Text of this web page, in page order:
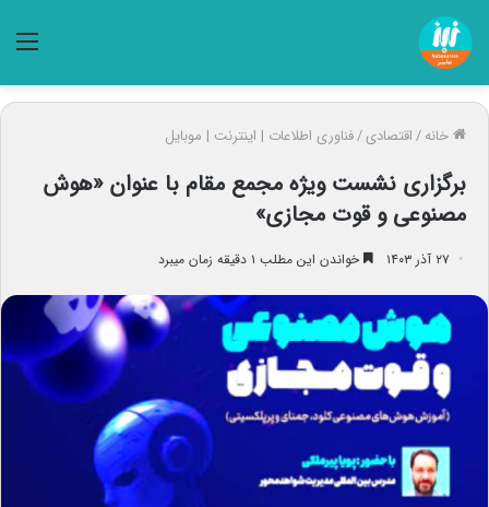
خانه/اقتصادی/فناوری اطلاعات | اینترنت | موبایل
برگزاری نشست ویژه مجمع مقام با عنوان «هوش
مصنوعی و قوت مجازی»
۲۷ آذر ۱۴۰۳ خواندن این مطلب ۱ دقیقه زمان میبرد